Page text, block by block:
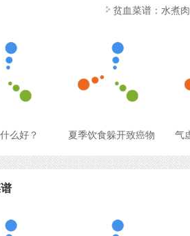
贫血菜谱：水煮
么好？ 夏季饮食躲开致癌物 气